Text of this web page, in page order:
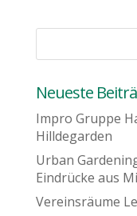
Neueste
Impro Gruppe
Hilldegarden
Urban
Eindrücke aus
Vereinsräume